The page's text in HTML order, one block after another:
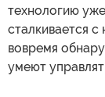
технологию
сталкивается
вовремя
умеют